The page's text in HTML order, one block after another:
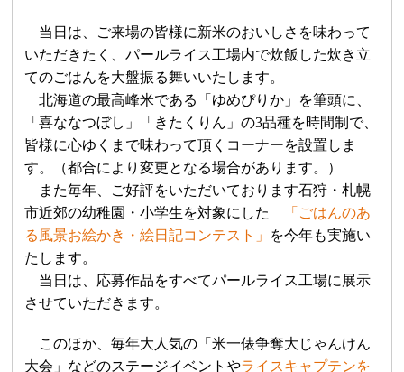
当日は、ご来場の皆様に新米のおいしさを味わって
いただきたく、パールライス工場内で炊飯した炊き立
てのごはんを大盤振る舞いいたします。
北海道の最高峰米である「ゆめぴりか」を筆頭に、
「喜ななつぼし」「きたくりん」の3品種を時間制で、
皆様に心ゆくまで味わって頂くコーナーを設置しま
す。（都合により変更となる場合があります。）
また毎年、ご好評をいただいております石狩・札幌
市近郊の幼稚園・小学生を対象にした
「ごはんのあ
る風景お絵かき・絵日記コンテスト 」 を今年も実施い
たします。
当日は、応募作品をすべてパールライス工場に展示
させていただきます。
このほか、毎年大人気の「米一俵争奪大じゃんけん
大会」などのステージイベントやライスキャプテンを